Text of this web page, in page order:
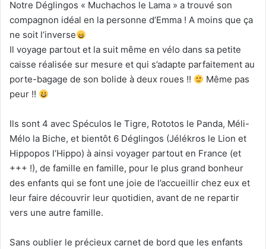
Notre Déglingos « Muchachos le Lama » a trouvé son
compagnon idéal en la personne d’Emma ! A moins que ça
ne soit l’inverse
Il voyage partout et la suit même en vélo dans sa petite
caisse réalisée sur mesure et qui s’adapte parfaitement au
porte-bagage de son bolide à deux roues !!
Même pas
peur !!
Ils sont 4 avec Spéculos le Tigre, Rototos le Panda, Méli-
Mélo la Biche, et bientôt 6 Déglingos (Jélékros le Lion et
Hippopos l’Hippo) à ainsi voyager partout en France (et
+++ !), de famille en famille, pour le plus grand bonheur
des enfants qui se font une joie de l’accueillir chez eux et
leur faire découvrir leur quotidien, avant de ne repartir
vers une autre famille.
Sans oublier le précieux carnet de bord que les enfants